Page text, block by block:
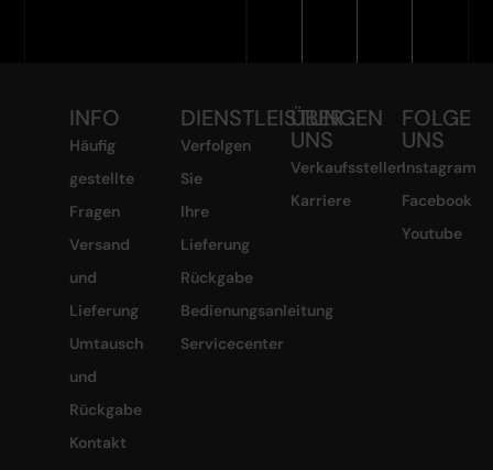
INFO
Häufig
gestellte
Fragen
Versand
und
Lieferung
Umtausch
und
Rückgabe
Kontakt
DIENSTLEISTUNGEN
Verfolgen
Sie
Ihre
Lieferung
Rückgabe
Bedienungsanleitung
Servicecenter
ÜBER
UNS
Verkaufsstellen
Karriere
FOLGE
UNS
Instagram
Facebook
Youtube